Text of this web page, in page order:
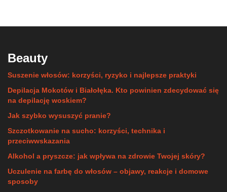
Beauty
Suszenie włosów: korzyści, ryzyko i najlepsze praktyki
Depilacja Mokotów i Białołęka. Kto powinien zdecydować się
na depilację woskiem?
Jak szybko wysuszyć pranie?
Szczotkowanie na sucho: korzyści, technika i
przeciwwskazania
Alkohol a pryszcze: jak wpływa na zdrowie Twojej skóry?
Uczulenie na farbę do włosów – objawy, reakcje i domowe
sposoby